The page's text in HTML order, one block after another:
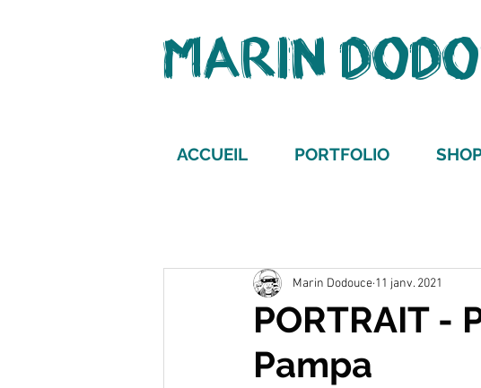
MARIN
ACCUEIL PORTFOLIO
PORTRAIT -
Pampa
Marin Dodouce 11 janv. 2021